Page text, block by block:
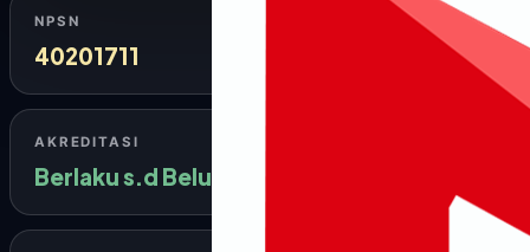
NPSN
40201711
AKREDITASI
Berlaku s.d Belum diisi